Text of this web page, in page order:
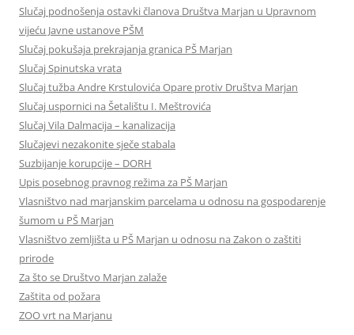
Slučaj podnošenja ostavki članova Društva Marjan u Upravnom
vijeću Javne ustanove PŠM
Slučaj pokušaja prekrajanja granica PŠ Marjan
Slučaj Spinutska vrata
Slučaj tužba Andre Krstulovića Opare protiv Društva Marjan
Slučaj uspornici na Šetalištu I. Meštrovića
Slučaj Vila Dalmacija – kanalizacija
Slučajevi nezakonite sječe stabala
Suzbijanje korupcije – DORH
Upis posebnog pravnog režima za PŠ Marjan
Vlasništvo nad marjanskim parcelama u odnosu na gospodarenje
šumom u PŠ Marjan
Vlasništvo zemljišta u PŠ Marjan u odnosu na Zakon o zaštiti
prirode
Za što se Društvo Marjan zalaže
Zaštita od požara
ZOO vrt na Marjanu